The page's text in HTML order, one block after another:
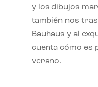
y los dibujos
también nos
Bauhaus y al
cuenta cómo es
verano.